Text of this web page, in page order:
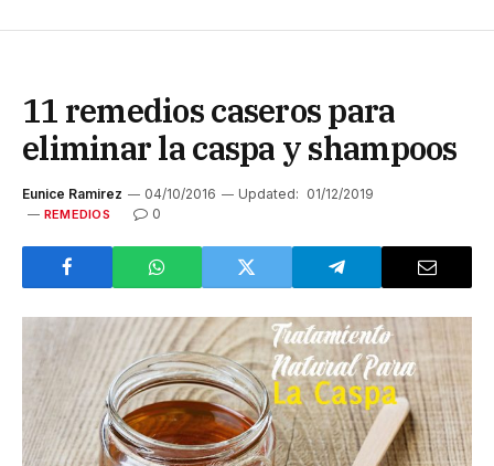
11 remedios caseros para
eliminar la caspa y shampoos
Eunice Ramirez 04/10/2016 Updated: 01/12/2019
REMEDIOS 0